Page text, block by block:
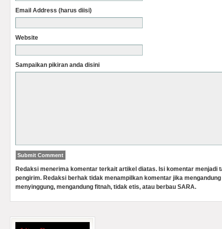
Email Address (harus diisi)
Website
Sampaikan pikiran anda disini
Redaksi menerima komentar terkait artikel diatas. Isi komentar menjadi
pengirim. Redaksi berhak tidak menampilkan komentar jika
menyinggung, mengandung fitnah, tidak etis, atau berbau SARA.